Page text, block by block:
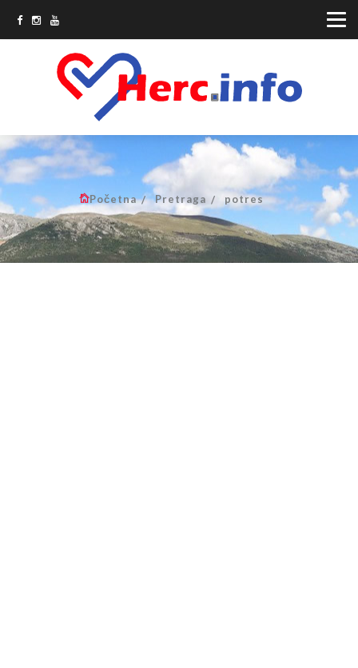
Početna Pretraga potres